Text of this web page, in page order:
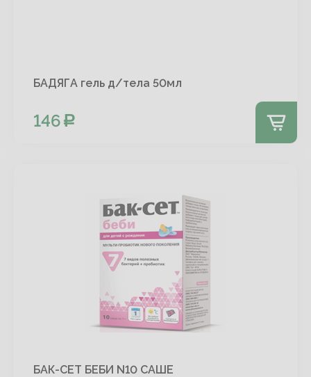
БАДЯГА гель д/тела 50мл
146
БАК-СЕТ БЕБИ N10 САШЕ